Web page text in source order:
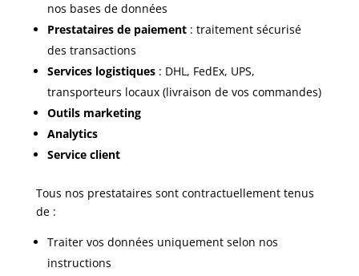
nos bases de données
Prestataires de paiement: traitement sécurisé
des transactions
Services logistiques: DHL, FedEx, UPS,
transporteurs locaux (livraison de vos commandes)
Outils marketing
Analytics
Service client
Tous nos prestataires sont contractuellement tenus
de :
Traiter vos données uniquement selon nos
instructions